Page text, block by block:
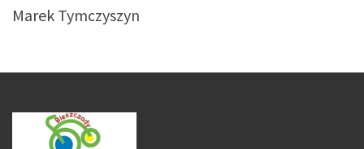
Marek Tymczyszyn